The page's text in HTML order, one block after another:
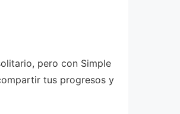
pero con Simple
tus progresos y